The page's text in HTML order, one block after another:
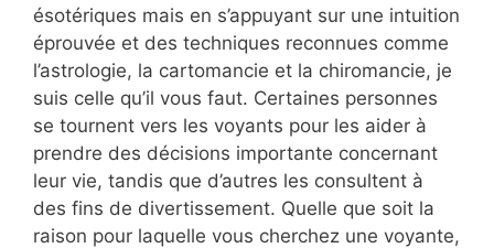
ésotériques mais en s’appuyant sur une intuition
éprouvée et des techniques reconnues comme
l’astrologie, la cartomancie et la chiromancie, je
suis celle qu’il vous faut. Certaines personnes
se tournent vers les voyants pour les aider à
prendre des décisions importante concernant
leur vie, tandis que d’autres les consultent à
des fins de divertissement. Quelle que soit la
raison pour laquelle vous cherchez une voyante,